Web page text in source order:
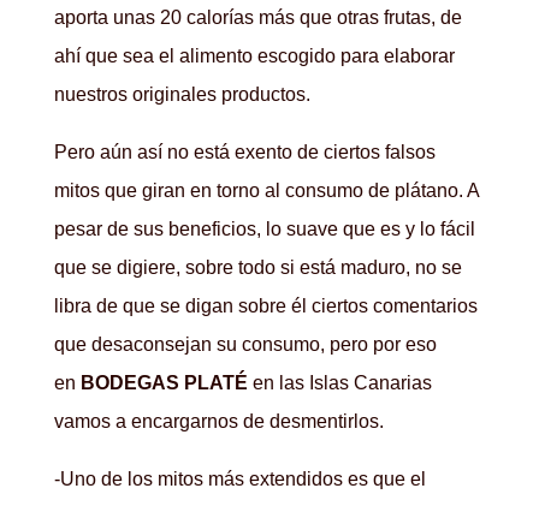
aporta unas 20 calorías más que otras frutas, de
ahí que sea el alimento escogido para elaborar
nuestros originales productos.
Pero aún así no está exento de ciertos falsos
mitos que giran en torno al consumo de plátano. A
pesar de sus beneficios, lo suave que es y lo fácil
que se digiere, sobre todo si está maduro, no se
libra de que se digan sobre él ciertos comentarios
que desaconsejan su consumo, pero por eso
en BODEGAS PLATÉ en las Islas Canarias
vamos a encargarnos de desmentirlos.
-Uno de los mitos más extendidos es que el